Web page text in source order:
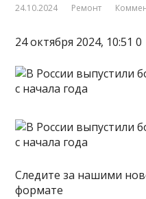
24.10.2024 Ремонт
24 октября 2024, 10:51 0
Следите за нашими
формате